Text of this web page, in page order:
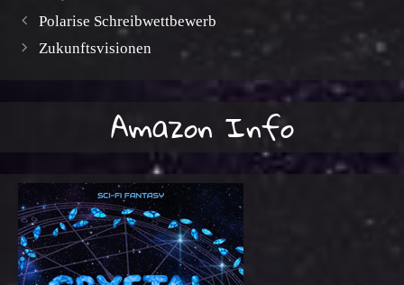
Polarise Schreibwettbewerb
Zukunftsvisionen
Amazon Info